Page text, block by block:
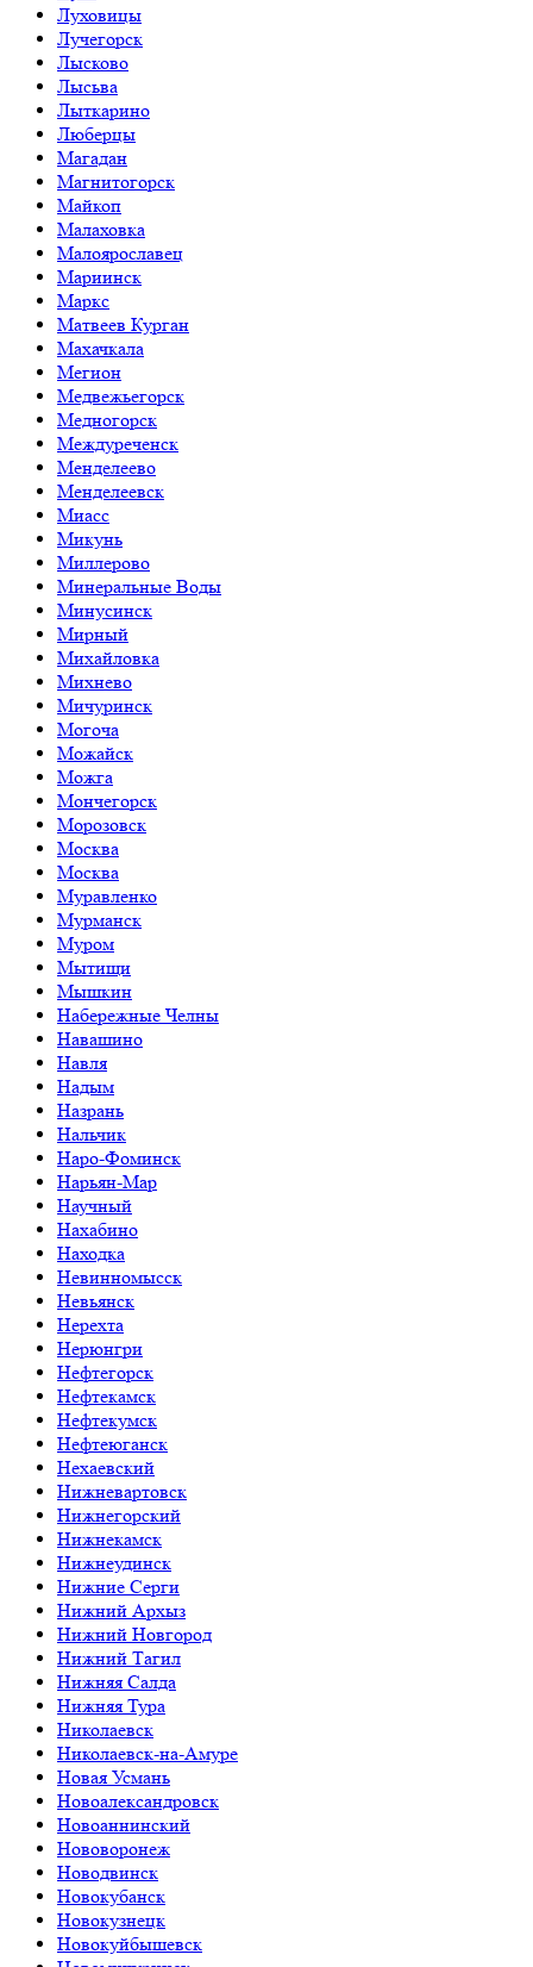
Луховицы
Лучегорск
Лысково
Лысьва
Лыткарино
Люберцы
Магадан
Магнитогорск
Майкоп
Малаховка
Малоярославец
Мариинск
Маркс
Матвеев Курган
Махачкала
Мегион
Медвежьегорск
Медногорск
Междуреченск
Менделеево
Менделеевск
Миасс
Микунь
Миллерово
Минеральные Воды
Минусинск
Мирный
Михайловка
Михнево
Мичуринск
Могоча
Можайск
Можга
Мончегорск
Морозовск
Москва
Москва
Муравленко
Мурманск
Муром
Мытищи
Мышкин
Набережные Челны
Навашино
Навля
Надым
Назрань
Нальчик
Наро-Фоминск
Нарьян-Мар
Научный
Нахабино
Находка
Невинномысск
Невьянск
Нерехта
Нерюнгри
Нефтегорск
Нефтекамск
Нефтекумск
Нефтеюганск
Нехаевский
Нижневартовск
Нижнегорский
Нижнекамск
Нижнеудинск
Нижние Серги
Нижний Архыз
Нижний Новгород
Нижний Тагил
Нижняя Салда
Нижняя Тура
Николаевск
Николаевск-на-Амуре
Новая Усмань
Новоалександровск
Новоаннинский
Нововоронеж
Новодвинск
Новокубанск
Новокузнецк
Новокуйбышевск